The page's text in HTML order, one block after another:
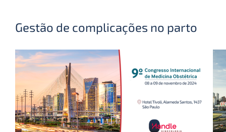
Gestão de complicações no parto